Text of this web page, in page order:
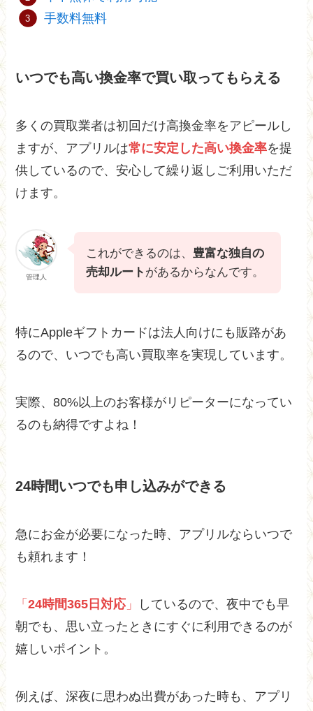
手数料無料
いつでも高い換金率で買い取ってもらえる
多くの買取業者は初回だけ高換金率をアピールし
ますが、アプリルは常に安定した高い換金率を提
供しているので、安心して繰り返しご利用いただ
けます。
管理人
これができるのは、豊富な独自の
売却ルート があるからなんです。
特にAppleギフトカードは法人向けにも販路があ
るので、いつでも高い買取率を実現しています。
実際、80%以上のお客様がリピーターになってい
るのも納得ですよね！
24時間いつでも申し込みができる
急にお金が必要になった時、アプリルならいつで
も頼れます！
「24時間365日対応 」
しているので、夜中でも早
朝でも、思い立ったときにすぐに利用できるのが
嬉しいポイント。
例えば、深夜に思わぬ出費があった時も、アプリ